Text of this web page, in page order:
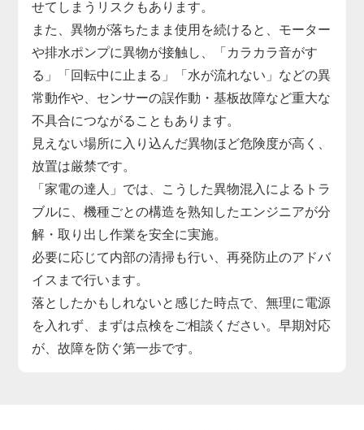
せてしまうリスクもあります。
また、異物が落ちたまま使用を続けると、モーター
や排水ポンプに異物が接触し、「カラカラ音がす
る」「回転中に止まる」「水が流れない」などの異
常動作や、センサーの誤作動・基板故障など重大な
不具合につながることもあります。
見えない場所に入り込んだ異物ほど危険度が高く、
放置は厳禁です。
「家電の達人」では、こうした異物混入によるトラ
ブルに、機種ごとの構造を熟知したエンジニアが分
解・取り出し作業を安全に実施。
必要に応じて内部の清掃も行い、再発防止のアドバ
イスまで行います。
落としたかもしれないと感じた時点で、無理に電源
を入れず、まずは点検をご相談ください。早期対応
が、故障を防ぐ第一歩です。